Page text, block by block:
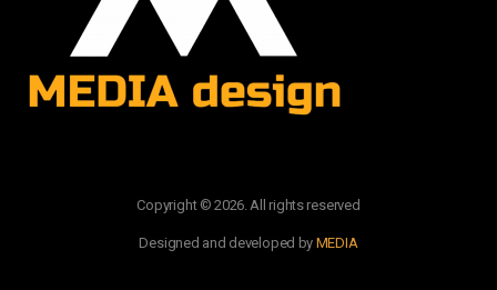
Copyright © 2026. All rights reserved
Designed and developed by MEDIA